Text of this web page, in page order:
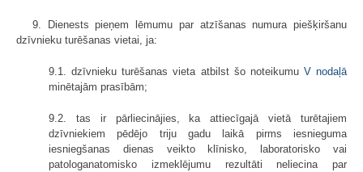
9. Dienests pieņem lēmumu par atzīšanas numura piešķiršanu
dzīvnieku turēšanas vietai, ja:
9.1. dzīvnieku turēšanas vieta atbilst šo noteikumuV nodaļā
minētajām prasībām;
9.2. tas ir pārliecinājies, ka attiecīgajā vietā turētajiem
dzīvniekiem pēdējo triju gadu laikā pirms iesnieguma
iesniegšanas dienas veikto klīnisko, laboratorisko vai
patologanatomisko izmeklējumu rezultāti neliecina par